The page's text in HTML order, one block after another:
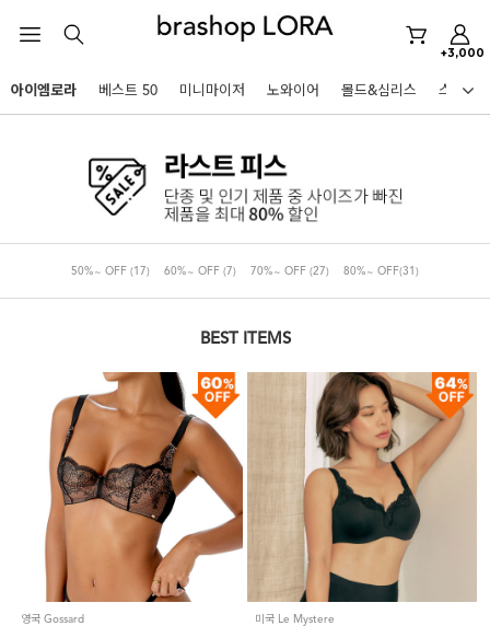
+3,000
미니마이저
스포츠브라
노와이어
르미스떼르
아이엠로라
르미스떼르
미니마이저
아이엠로라
스포츠브라
노와이어
아니타스포츠 파르페 스트랩리스
아이엠로라 베스트 50 미니마이저 노와이어 몰드&심리스 스포츠
50%~ OFF (17) 60%~ OFF (7) 70%~ OFF (27) 80%~ OFF(31)
BEST ITEMS
영국 Gossard 미국 Le Mystere